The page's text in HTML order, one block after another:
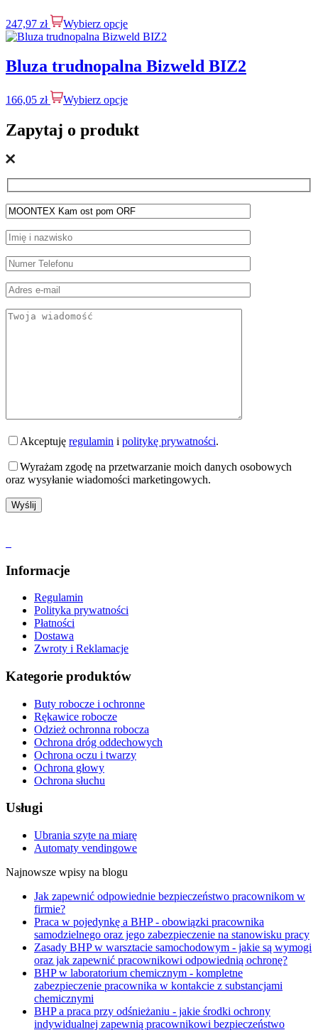
247,97 zł Wybierz opcje
Bluza trudnopalna Bizweld BIZ2
166,05 zł Wybierz opcje
Zapytaj o produkt
Akceptuję regulamin i politykę prywatności.
Wyrażam zgodę na przetwarzanie moich danych osobowych
oraz wysyłanie wiadomości marketingowych.
Informacje
Regulamin
Polityka prywatności
Płatności
Dostawa
Zwroty i Reklamacje
Kategorie produktów
Buty robocze i ochronne
Rękawice robocze
Odzież ochronna robocza
Ochrona dróg oddechowych
Ochrona oczu i twarzy
Ochrona głowy
Ochrona słuchu
Usługi
Ubrania szyte na miarę
Automaty vendingowe
Najnowsze wpisy na blogu
Jak zapewnić odpowiednie bezpieczeństwo pracownikom w
firmie?
Praca w pojedynkę a BHP - obowiązki pracownika
samodzielnego oraz jego zabezpieczenie na stanowisku pracy
Zasady BHP w warsztacie samochodowym - jakie są wymogi
oraz jak zapewnić pracownikowi odpowiednią ochronę?
BHP w laboratorium chemicznym - kompletne
zabezpieczenie pracownika w kontakcie z substancjami
chemicznymi
BHP a praca przy odśnieżaniu - jakie środki ochrony
indywidualnej zapewnią pracownikowi bezpieczeństwo